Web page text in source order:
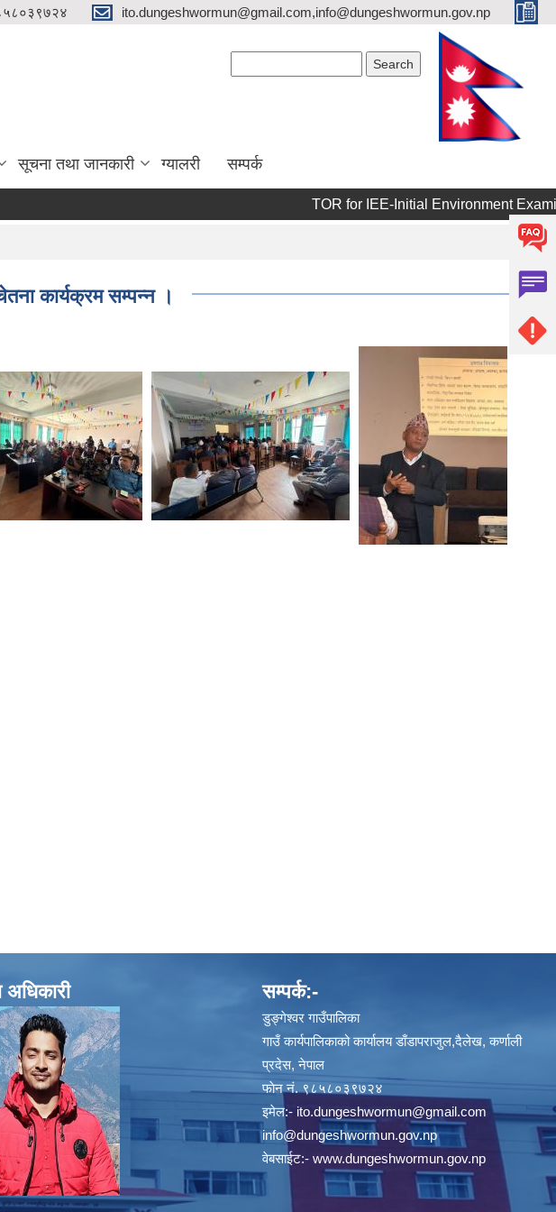
ito.dungeshwormun@gmail.com,info@dungeshwormun.gov.np
सूचना तथा जानकारी ग्यालरी सम्पर्क
TOR for IEE-Initial Environment
कार्यक्रम सम्पन्न ।
सम्पर्क:-
डुङ्गेश्वर गाउँपालिका
गाउँ कार्यपालिकाको कार्यालय डाँडापराजुल,दैलेख, कर्णाली
प्रदेस, नेपाल
फाेन नं. ९८५८०३९७२४
इमेल:- ito.dungeshwormun@gmail.com
info@dungeshwormun.gov.np
वेबसाईट:- www.dungeshwormun.gov.np